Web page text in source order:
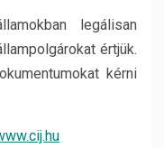
legálisan
értjük.
kérni